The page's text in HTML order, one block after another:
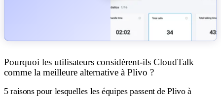
Pourquoi les utilisateurs considèrent-ils CloudTalk
comme la meilleure alternative à Plivo ?
5 raisons pour lesquelles les équipes passent de Plivo à